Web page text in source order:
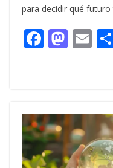
para decidir qué
F
o
o
k
M
o
n
E